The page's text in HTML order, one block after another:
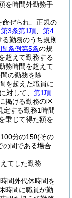
を時間外勤務手
命ぜられ、正規の
3条第1項
第4
勤務のうち規則
条例第5条の規
超えて勤務する
務時間を超えて
の勤務を除
を超えた職員に
対して、 第1項
掲げる勤務の区
定する勤務1時間
乗じて得た額を
分の150(その
の間である場合
えてした勤務
間外代休時間を
時間に職員が勤